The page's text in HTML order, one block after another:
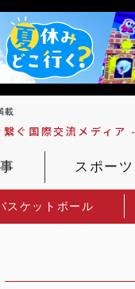
載
ぐ国際交流メディア -
スポーツ
スケットボール